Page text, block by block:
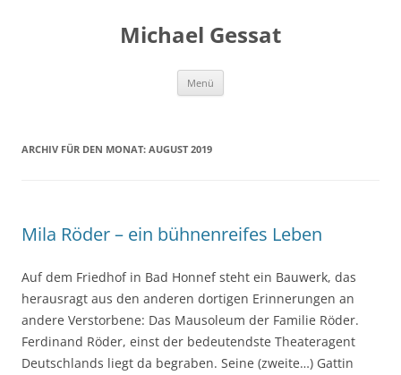
Michael Gessat
Menü
ARCHIV FÜR DEN MONAT: AUGUST 2019
Mila Röder – ein bühnenreifes Leben
Auf dem Friedhof in Bad Honnef steht ein Bauwerk, das
herausragt aus den anderen dortigen Erinnerungen an
andere Verstorbene: Das Mausoleum der Familie Röder.
Ferdinand Röder, einst der bedeutendste Theateragent
Deutschlands liegt da begraben. Seine (zweite…) Gattin